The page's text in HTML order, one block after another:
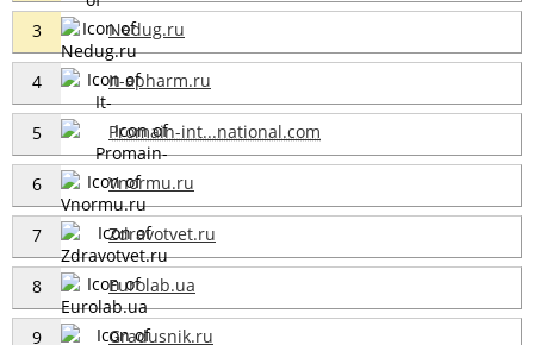
3 Nedug.ru
4 It-apharm.ru
5 Promain-int...national.com
6 Vnormu.ru
7 Zdravotvet.ru
8 Eurolab.ua
9 Gradusnik.ru